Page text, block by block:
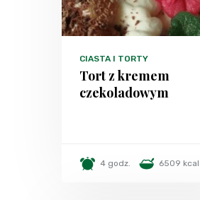
CIASTA I TORTY
Tort z kremem
czekoladowym
4 godz. 6509 kcal